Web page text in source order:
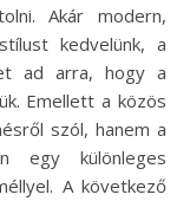
Akár modern,
kedvelünk, a
ad arra, hogy a
Emellett a közös
szól, hanem a
egy különleges
A következő